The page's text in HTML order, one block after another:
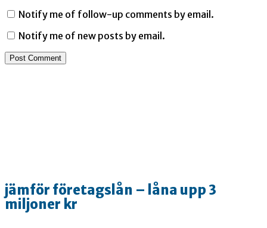
Notify me of follow-up comments by email.
Notify me of new posts by email.
jämför företagslån – låna upp 3
miljoner kr